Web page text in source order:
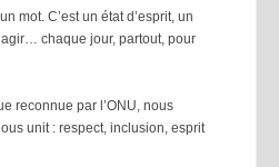
mot. C’est un état d’esprit, un
chaque jour, partout, pour
reconnue par l’ONU, nous
unit : respect, inclusion, esprit